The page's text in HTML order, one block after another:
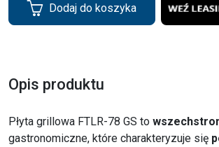
Dodaj do koszyka
Opis produktu
Płyta grillowa FTLR-78 GS to
gastronomiczne, które charakteryzuje się